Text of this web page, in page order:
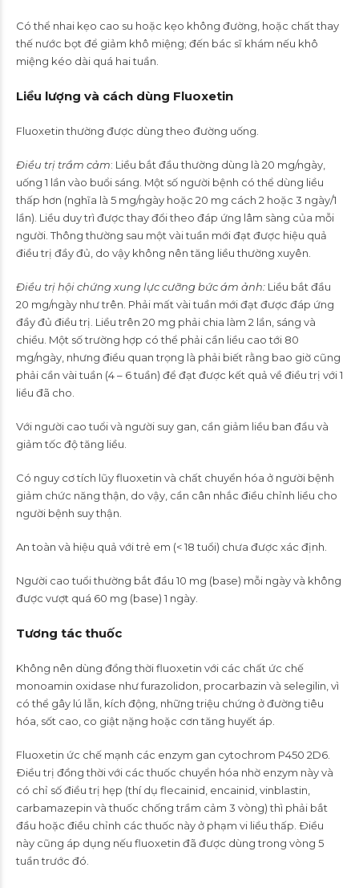
Có thể nhai kẹo cao su hoặc kẹo không đường, hoặc chất thay
thế nước bọt để giảm khô miệng; đến bác sĩ khám nếu khô
miệng kéo dài quá hai tuần.
Liều lượng và cách dùng Fluoxetin
Fluoxetin thường được dùng theo đường uống.
Ðiều trị trầm cảm: Liều bắt đầu thường dùng là 20 mg/ngày,
uống 1 lần vào buổi sáng. Một số người bệnh có thể dùng liều
thấp hơn (nghĩa là 5 mg/ngày hoặc 20 mg cách 2 hoặc 3 ngày/1
lần). Liều duy trì được thay đổi theo đáp ứng lâm sàng của mỗi
người. Thông thường sau một vài tuần mới đạt được hiệu quả
điều trị đầy đủ, do vậy không nên tăng liều thường xuyên.
Ðiều trị hội chứng xung lực cưỡng bức ám ảnh: Liều bắt đầu
20 mg/ngày như trên. Phải mất vài tuần mới đạt được đáp ứng
đầy đủ điều trị. Liều trên 20 mg phải chia làm 2 lần, sáng và
chiều. Một số trường hợp có thể phải cần liều cao tới 80
mg/ngày, nhưng điều quan trọng là phải biết rằng bao giờ cũng
phải cần vài tuần (4 – 6 tuần) để đạt được kết quả về điều trị với 1
liều đã cho.
Với người cao tuổi và người suy gan, cần giảm liều ban đầu và
giảm tốc độ tăng liều.
Có nguy cơ tích lũy fluoxetin và chất chuyển hóa ở người bệnh
giảm chức năng thận, do vậy, cần cân nhắc điều chỉnh liều cho
người bệnh suy thận.
An toàn và hiệu quả với trẻ em (< 18 tuổi) chưa được xác định.
Người cao tuổi thường bắt đầu 10 mg (base) mỗi ngày và không
được vượt quá 60 mg (base) 1 ngày.
Tương tác thuốc
Không nên dùng đồng thời fluoxetin với các chất ức chế
monoamin oxidase như furazolidon, procarbazin và selegilin, vì
có thể gây lú lẫn, kích động, những triệu chứng ở đường tiêu
hóa, sốt cao, co giật nặng hoặc cơn tăng huyết áp.
Fluoxetin ức chế mạnh các enzym gan cytochrom P450 2D6.
Ðiều trị đồng thời với các thuốc chuyển hóa nhờ enzym này và
có chỉ số điều trị hẹp (thí dụ flecainid, encainid, vinblastin,
carbamazepin và thuốc chống trầm cảm 3 vòng) thì phải bắt
đầu hoặc điều chỉnh các thuốc này ở phạm vi liều thấp. Ðiều
này cũng áp dụng nếu fluoxetin đã được dùng trong vòng 5
tuần trước đó.